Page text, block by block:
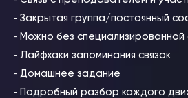
⁃ Закрытая группа/постоянный
⁃ Можно без специализированной
⁃ Лайфхаки запоминания связок
⁃ Домашнее задание
⁃ Подробный разбор каждого